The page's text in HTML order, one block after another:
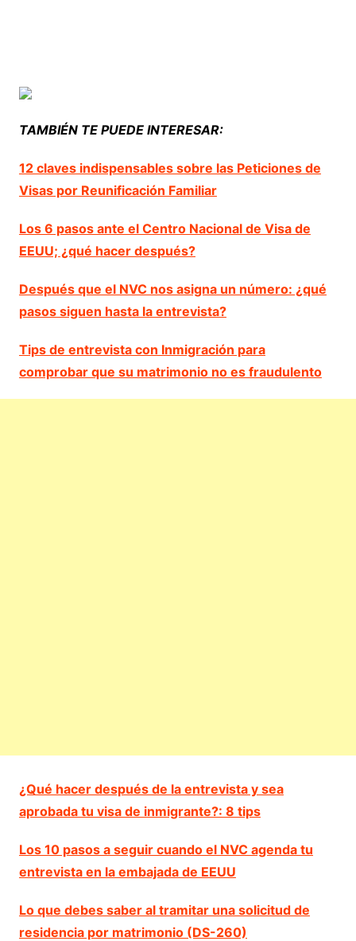
TAMBIÉN TE PUEDE INTERESAR:
12 claves indispensables sobre las Peticiones de
Visas por Reunificación Familiar
Los 6 pasos ante el Centro Nacional de Visa de
EEUU; ¿qué hacer después?
Después que el NVC nos asigna un número: ¿qué
pasos siguen hasta la entrevista?
Tips de entrevista con Inmigración para
comprobar que su matrimonio no es fraudulento
¿Qué hacer después de la entrevista y sea
aprobada tu visa de inmigrante?: 8 tips
Los 10 pasos a seguir cuando el NVC agenda tu
entrevista en la embajada de EEUU
Lo que debes saber al tramitar una solicitud de
residencia por matrimonio (DS-260)